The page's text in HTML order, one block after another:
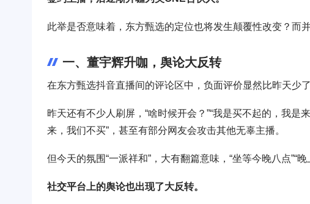
此举是否意味着，东方甄选的定位也将发生颠覆性改变？而
一、董宇辉升咖，舆论大反转
在东方甄选抖音直播间的评论区中，负面评价显然比昨天少了
昨天还有不少人刷屏，“啥时候开会？”“我是买不起的，我是
来，我们不买”，甚至有部分网友会攻击其他无辜主播。
但今天的氛围“一派祥和”，大有翻篇意味，“坐等今晚八点”“
社交平台上的舆论也出现了大反转。